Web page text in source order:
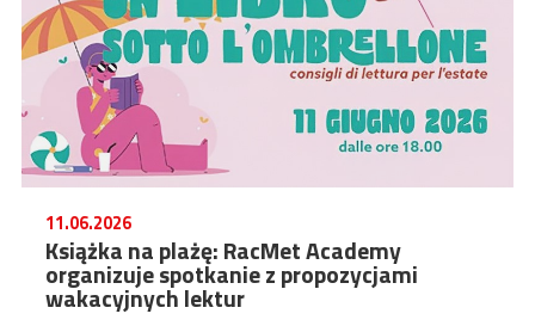
11.06.2026
Książka na plażę: RacMet Academy
organizuje spotkanie z propozycjami
wakacyjnych lektur